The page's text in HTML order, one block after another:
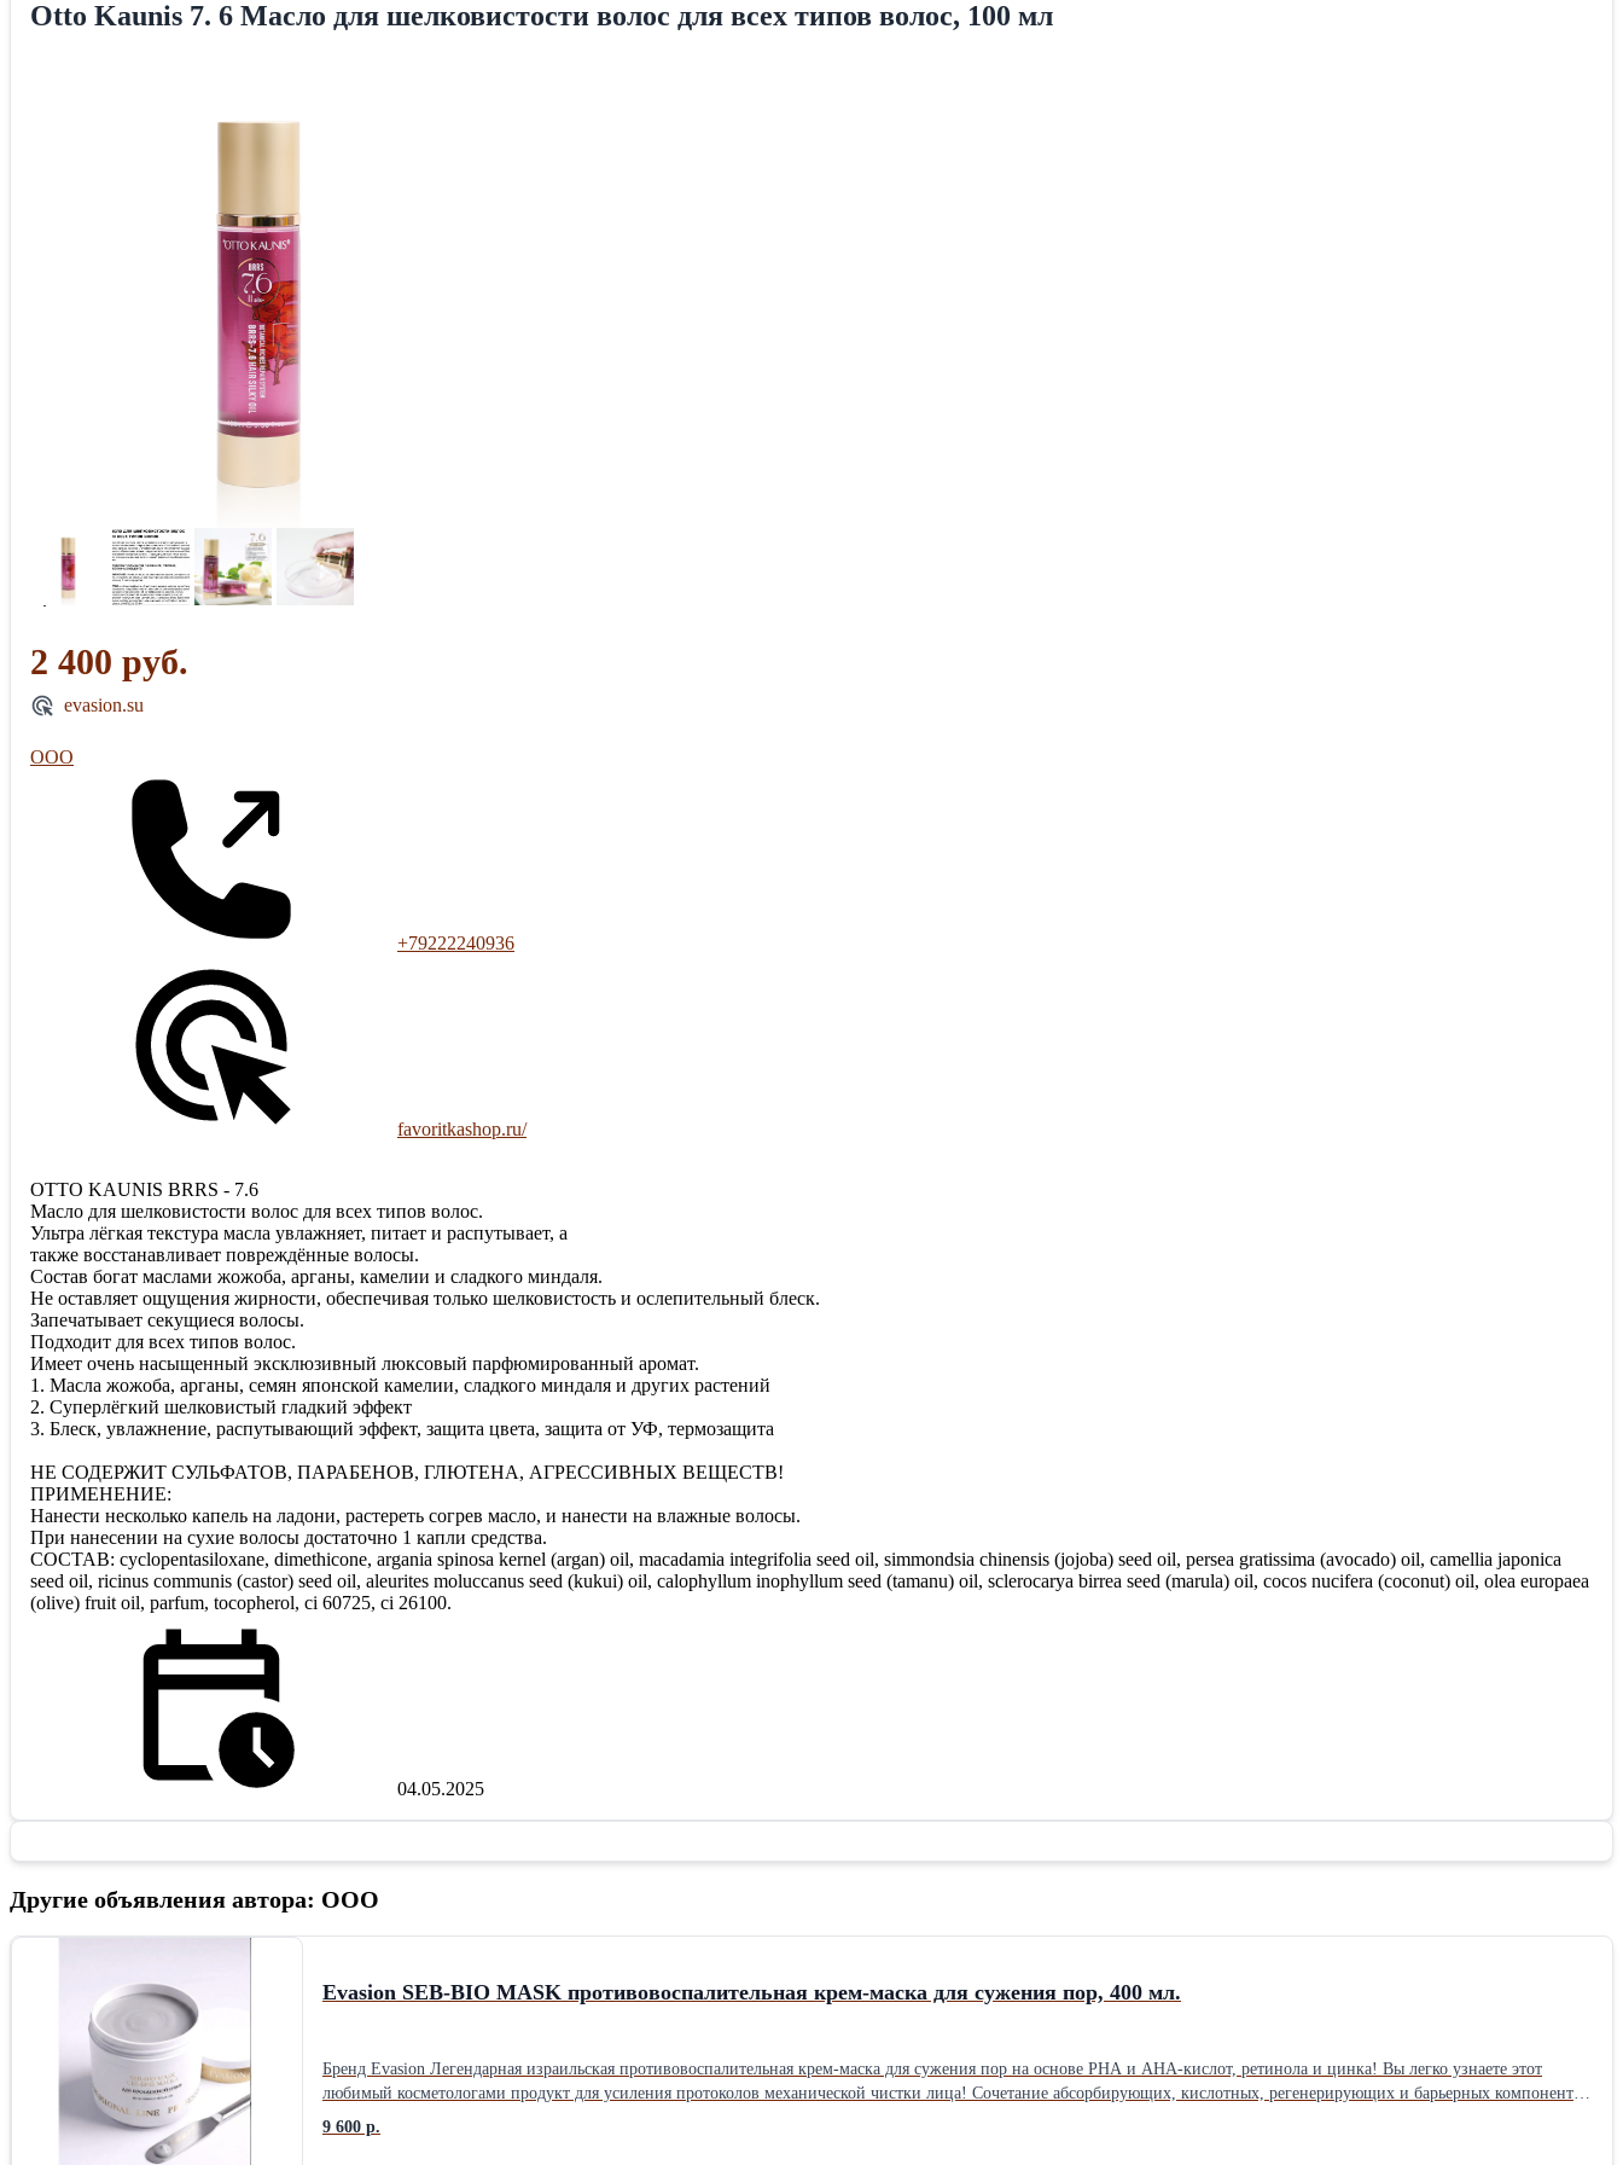
Otto Kaunis 7. 6 Масло для шелковистости волос для всех типов волос, 100 мл
2 400 руб.
evasion.su
ООО
+79222240936
favoritkashop.ru/
OTTO KAUNIS BRRS - 7.6
Масло для шелковистости волос для всех типов волос.
Ультра лёгкая текстура масла увлажняет, питает и распутывает, а
также восстанавливает повреждённые волосы.
Состав богат маслами жожоба, арганы, камелии и сладкого миндаля.
Не оставляет ощущения жирности, обеспечивая только шелковистость и ослепительный блеск.
Запечатывает секущиеся волосы.
Подходит для всех типов волос.
Имеет очень насыщенный эксклюзивный люксовый парфюмированный аромат.
1. Масла жожоба, арганы, семян японской камелии, сладкого миндаля и других растений
2. Cуперлёгкий шелковистый гладкий эффект
3. Блеск, увлажнение, распутывающий эффект, защита цвета, защита от УФ, термозащита
НЕ СОДЕРЖИТ СУЛЬФАТОВ, ПАРАБЕНОВ, ГЛЮТЕНА, АГРЕССИВНЫХ ВЕЩЕСТВ!
ПРИМЕНЕНИЕ:
Нанести несколько капель на ладони, растереть согрев масло, и нанести на влажные волосы.
При нанесении на сухие волосы достаточно 1 капли средства.
СОСТАВ: cyclopentasiloxane, dimethicone, argania spinosa kernel (argan) oil, macadamia integrifolia seed oil, simmondsia chinensis (jojoba) seed oil, persea gratissima (avocado) oil, camellia japonica
seed oil, ricinus communis (castor) seed oil, aleurites moluccanus seed (kukui) oil, calophyllum inophyllum seed (tamanu) oil, sclerocarya birrea seed (marula) oil, cocos nucifera (coconut) oil, olea europaea
(olive) fruit oil, parfum, tocopherol, ci 60725, ci 26100.
04.05.2025
Другие объявления автора: ООО
Evasion SEB-BIO MASK противовоспалительная крем-маска для сужения пор, 400 мл.
Бренд Evasion Легендарная израильская противовоспалительная крем-маска для сужения пор на основе PHA и AHA-кислот, ретинола и цинка! Вы легко узнаете этот
любимый косметологами продукт для усиления протоколов механической чистки лица! Сочетание абсорбирующих, кислотных, регенерирующих и барьерных компонентов
- обеспечивает выраженный клинический и визуальный результат сразу после процедуры. ЭФФЕКТЫ: 📌 абсорбирует избыток кожного сала, загрязнений и продуктов
окисления липидов 📌 уменьшает фолликулярный гиперкератоз 📌 снижает выраженность воспалений 📌 предупреждает пересушенность 📌 выравнивает микрорельеф 📌
9 600 р.